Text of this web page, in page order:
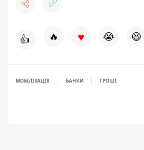
👍 🔥 ♥ 😭 😆
МОБІЛІЗАЦІЯ БАНКИ ГРОШІ